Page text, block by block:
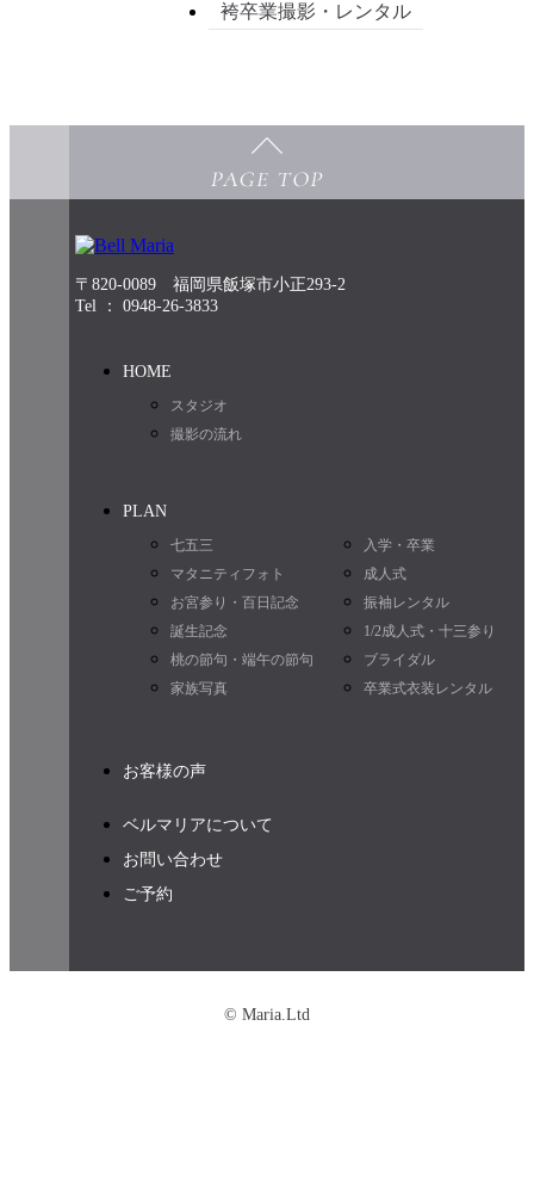
袴卒業撮影・レンタル
〒820-0089 福岡県飯塚市小正293-2
Tel ： 0948-26-3833
HOME
スタジオ
撮影の流れ
PLAN
七五三
入学・卒業
マタニティフォト
成人式
お宮参り・百日記念
振袖レンタル
誕生記念
1/2成人式・十三参り
桃の節句・端午の節句
ブライダル
家族写真
卒業式衣装レンタル
お客様の声
ベルマリアについて
お問い合わせ
ご予約
© Maria.Ltd